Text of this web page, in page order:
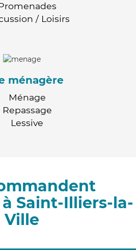
/ Loisirs
ménagère
Ménage
Repassage
Lessive
Saint-Illiers-la-
Ville